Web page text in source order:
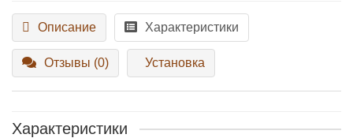
Описание Характеристики
Отзывы (0) Установка
Характеристики